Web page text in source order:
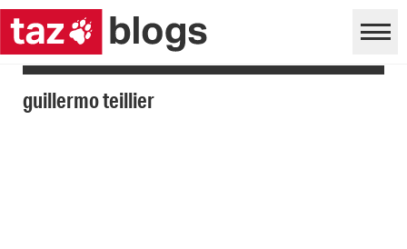
guillermo teillier